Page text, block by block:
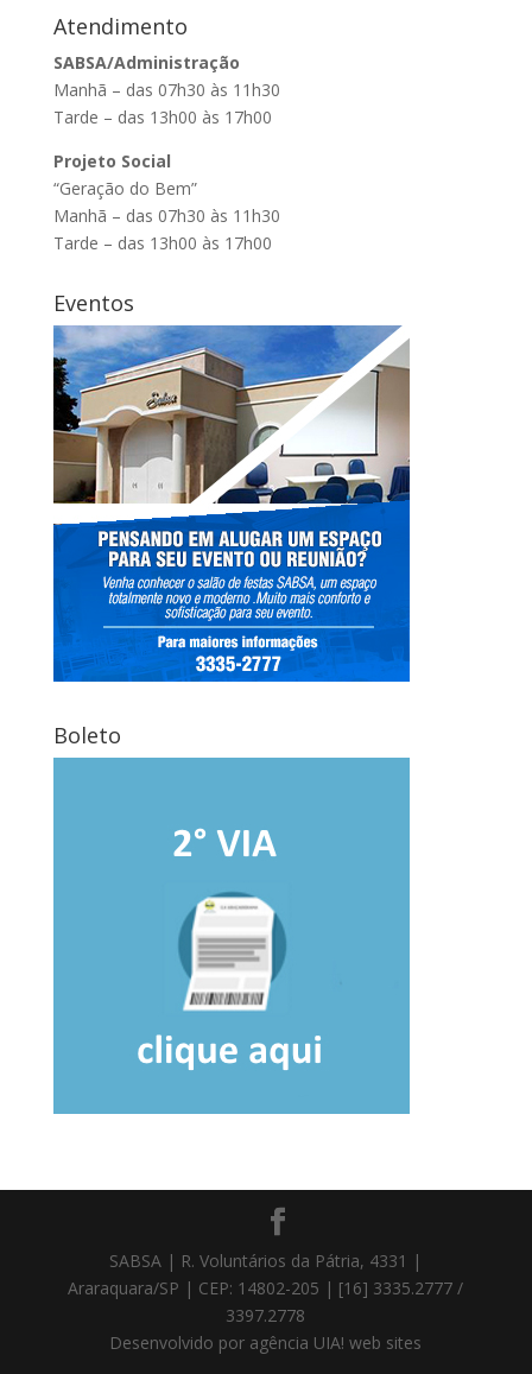
Atendimento
SABSA/Administração
Manhã – das 07h30 às 11h30
Tarde – das 13h00 às 17h00
Projeto Social
“Geração do Bem”
Manhã – das 07h30 às 11h30
Tarde – das 13h00 às 17h00
Eventos
Boleto
SABSA | R. Voluntários da Pátria, 4331 |
Araraquara/SP | CEP: 14802-205 | [16] 3335.2777 /
3397.2778
Desenvolvido por agência UIA! web sites